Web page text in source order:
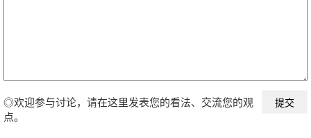
◎欢迎参与讨论，请在这里发表您的看法、交流您的观
点。